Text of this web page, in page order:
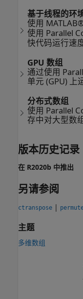
基于线程的环
使用
使用 Parallel
快代码运行速度
GPU 数组
通过使用
单元 (GPU) 上
分布式数组
使用 Parallel
存中对大型数
版本历史记录
在 R2020b 中推出
另请参阅
ctranspose |
主题
多维数组